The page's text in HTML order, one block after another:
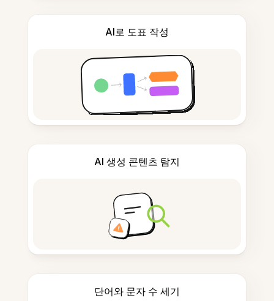
AI로 도표 작성
AI 생성 콘텐츠 탐지
단어와 문자 수 세기